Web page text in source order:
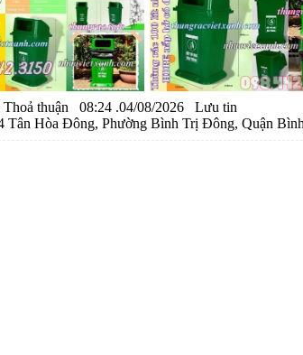
Thoả thuận 08:24 .04/08/2026
Lưu tin
Tân Hòa Đông, Phường Bình Trị Đông, Quận